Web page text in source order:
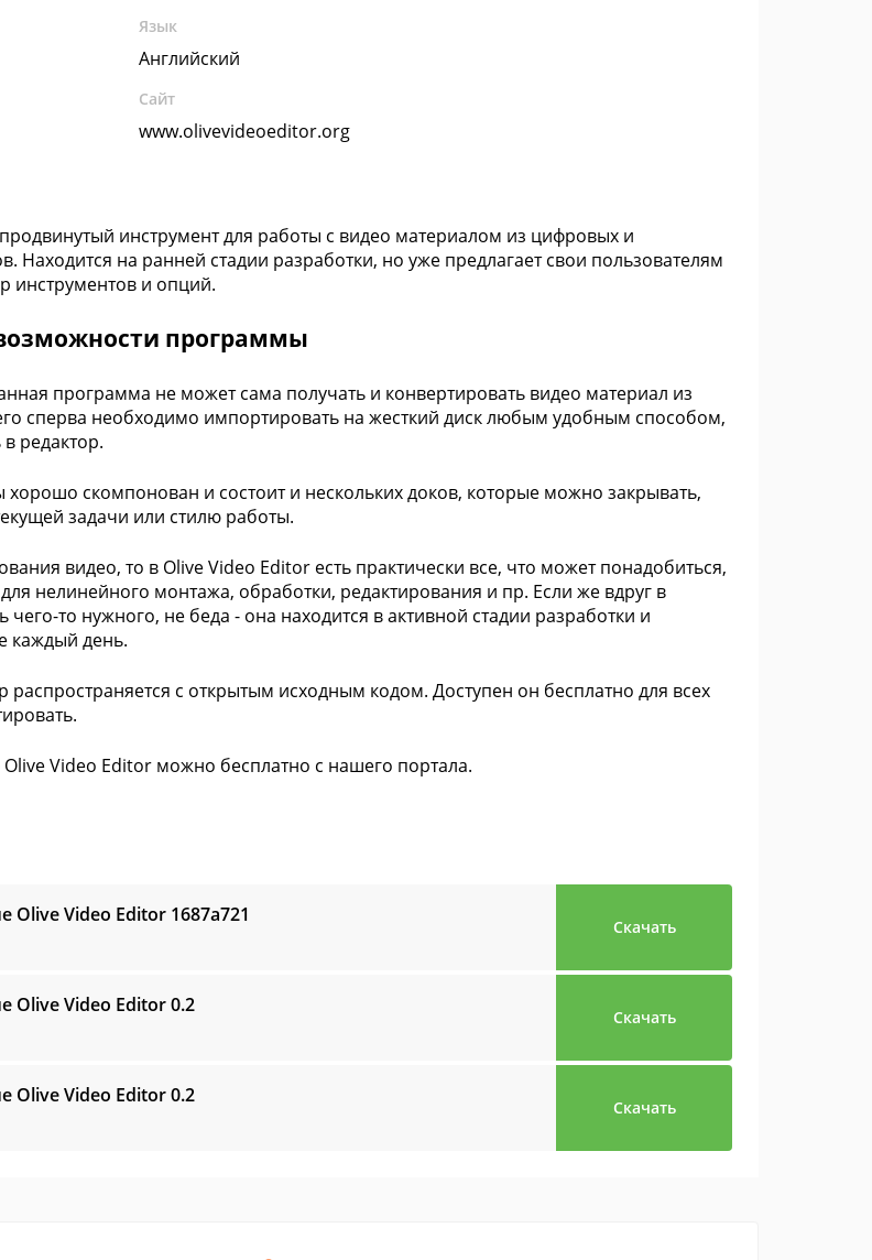
Язык
Английский
Сайт
www.olivevideoeditor.org
инструмент для работы с видео материалом из цифровых и
Находится на ранней стадии разработки, но уже предлагает свои пользователям
и опций.
программы
программа не может сама получать и конвертировать видео материал из
сперва необходимо импортировать на жесткий диск любым удобным способом,
редактор.
скомпонован и состоит и нескольких доков, которые можно закрывать,
задачи или стилю работы.
видео, то в Olive Video Editor есть практически все, что может понадобиться,
нелинейного монтажа, обработки, редактирования и пр. Если же вдруг в
то нужного, не беда - она находится в активной стадии разработки и
каждый день.
с открытым исходным кодом. Доступен он бесплатно для всех
Video Editor можно бесплатно с нашего портала.
Olive Video Editor 1687a721
Скачать
Olive Video Editor0.2
Скачать
Olive Video Editor0.2
Скачать